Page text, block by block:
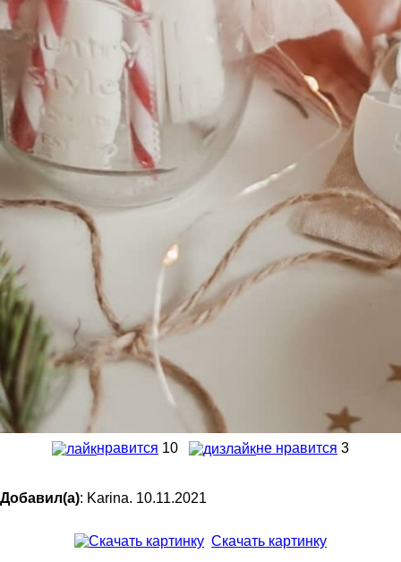
нравится 10 не нравится 3
Добавил(а): Karina. 10.11.2021
Скачать картинку